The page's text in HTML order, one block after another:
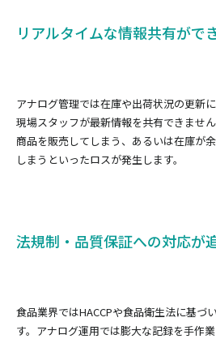
リアルタイムな情報共有がで
アナログ管理では在庫や出荷状況の更新
現場スタッフが最新情報を共有できませ
商品を販売してしまう、あるいは在庫が
しまうといったロスが発生します。
法規制・品質保証への対応が
食品業界ではHACCPや食品衛生法に基づ
す。アナログ運用では膨大な記録を手作